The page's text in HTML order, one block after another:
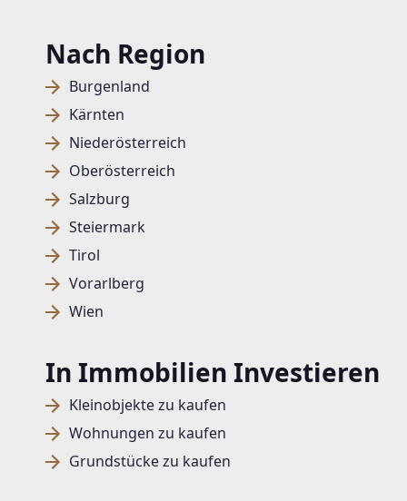
Nach Region
Burgenland
Kärnten
Niederösterreich
Oberösterreich
Salzburg
Steiermark
Tirol
Vorarlberg
Wien
In Immobilien Investieren
Kleinobjekte zu kaufen
Wohnungen zu kaufen
Grundstücke zu kaufen